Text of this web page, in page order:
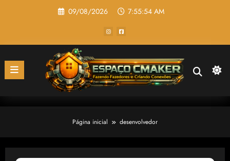
09/08/2026 7:55:54 AM
Página inicial desenvolvedor